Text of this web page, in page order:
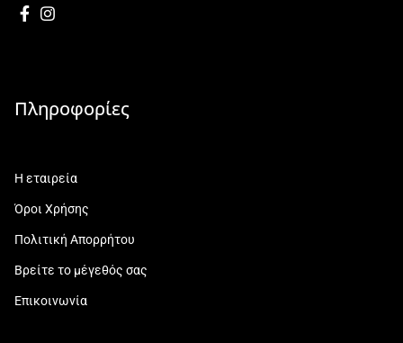
Πληροφορίες
Η εταιρεία
Όροι Χρήσης
Πολιτική Απορρήτου
Βρείτε το μέγεθός σας
Επικοινωνία